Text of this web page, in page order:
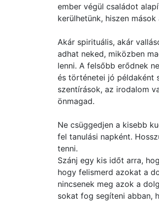
ember végül családot
kerülhetünk, hiszen
Akár spirituális, akár
adhat neked, miközben
lenni. A felsőbb erődnek
és történetei jó példaként
szentírások, az irodalom
önmagad.
Ne csüggedjen a kisebb
fel tanulási napként.
tenni.
Szánj egy kis időt arra,
hogy felismerd azokat a
nincsenek meg azok a
sokat fog segíteni abban,